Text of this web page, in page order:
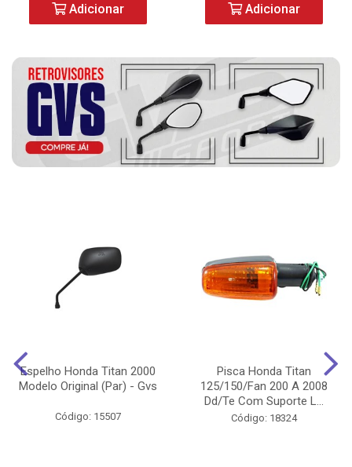
Adicionar Adicionar
Espelho Honda Titan 2000
Modelo Original (Par) - Gvs
Código: 15507
Pisca Honda Titan
125/150/Fan 200 A 2008
Dd/Te Com Suporte L...
Código: 18324